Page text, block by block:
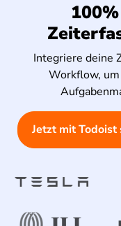
Integriere deine
Workflow,
Jetzt mit Todoist